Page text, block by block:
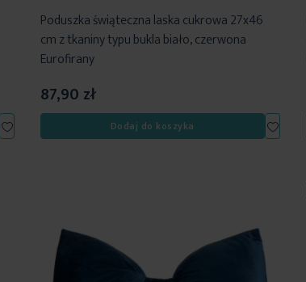
Dodaj
do
Poduszka świąteczna laska cukrowa 27x46
cm z tkaniny typu bukla biało, czerwona
Eurofirany
87,90 zł
Dodaj do koszyka
Dodaj
do